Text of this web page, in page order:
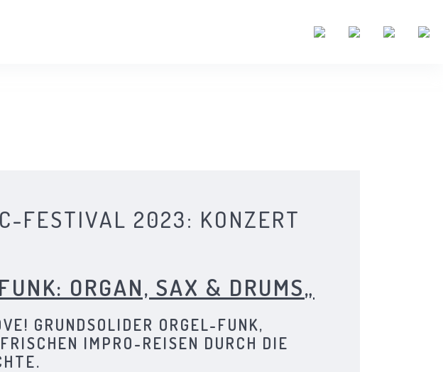
FESTIVAL 2023: KONZERT
ORGAN, SAX & DRUMS„
GRUNDSOLIDER ORGEL-FUNK,
IMPRO-REISEN DURCH DIE